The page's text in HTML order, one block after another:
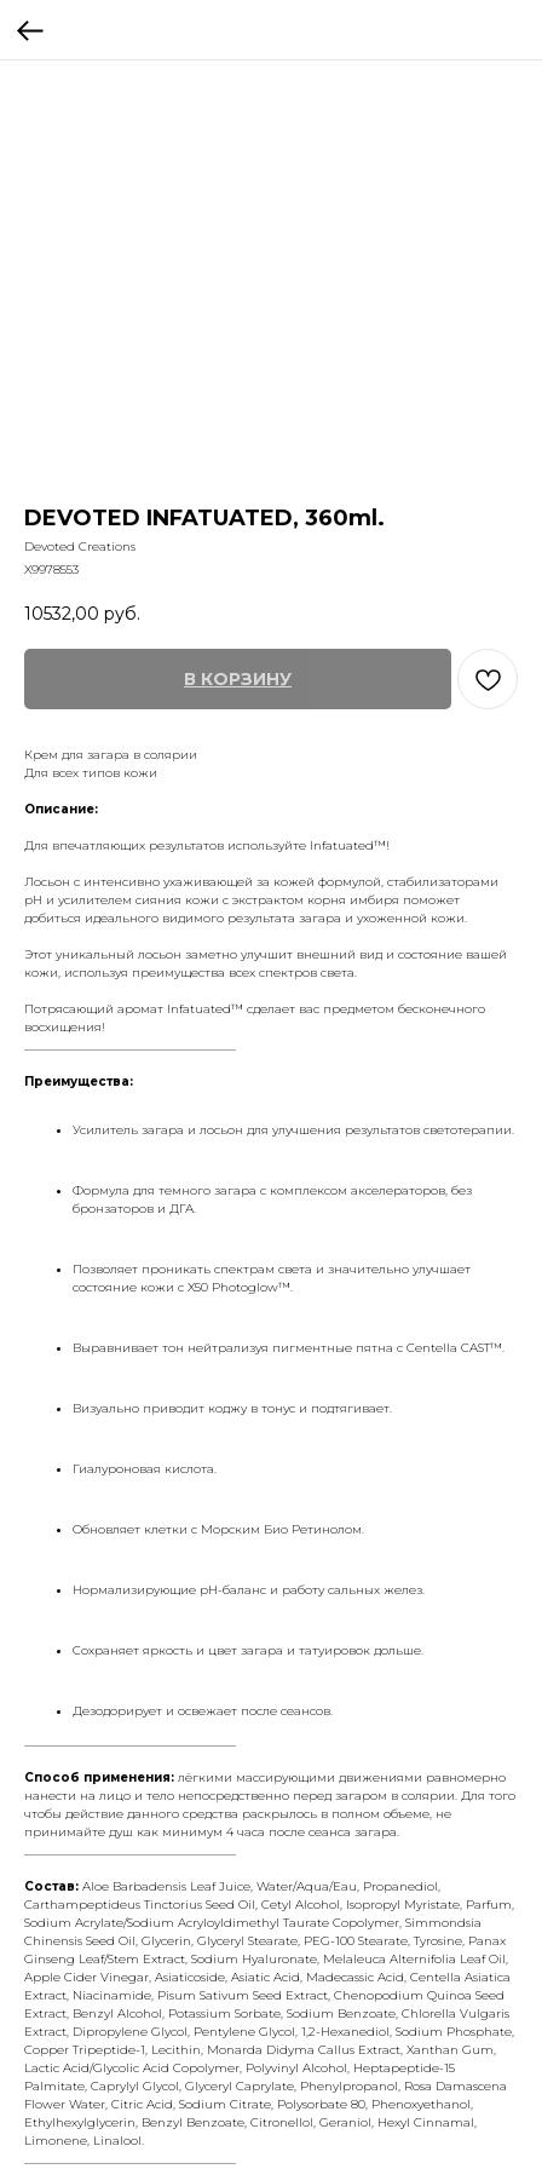
DEVOTED INFATUATED, 360ml.
Devoted Creations
X9978553
10532,00 руб.
В КОРЗИНУ
Крем для загара в солярии
Для всех типов кожи
Описание:
Для впечатляющих результатов используйте Infatuated™!
Лосьон с интенсивно ухаживающей за кожей формулой, стабилизаторами
pH и усилителем сияния кожи с экстрактом корня имбиря поможет
добиться идеального видимого результата загара и ухоженной кожи.
Этот уникальный лосьон заметно улучшит внешний вид и состояние вашей
кожи, используя преимущества всех спектров света.
Потрясающий аромат Infatuated™ сделает вас предметом бесконечного
восхищения!
Преимущества:
Усилитель загара и лосьон для улучшения результатов светотерапии.
Формула для темного загара с комплексом акселераторов, без
бронзаторов и ДГА.
Позволяет проникать спектрам света и значительно улучшает
состояние кожи с X50 Photoglow™.
Выравнивает тон нейтрализуя пигментные пятна с Centella CAST™.
Визуально приводит коджу в тонус и подтягивает.
Гиалуроновая кислота.
Обновляет клетки с Морским Био Ретинолом.
Нормализирующие pH-баланс и работу сальных желез.
Сохраняет яркость и цвет загара и татуировок дольше.
Дезодорирует и освежает после сеансов.
Способ применения: лёгкими массирующими движениями равномерно
нанести на лицо и тело непосредственно перед загаром в солярии. Для того
чтобы действие данного средства раскрылось в полном объеме, не
принимайте душ как минимум 4 часа после сеанса загара.
Состав: Aloe Barbadensis Leaf Juice, Water/Aqua/Eau, Propanediol,
Carthampeptideus Tinctorius Seed Oil, Cetyl Alcohol, Isopropyl Myristate, Parfum,
Sodium Acrylate/Sodium Acryloyldimethyl Taurate Copolymer, Simmondsia
Chinensis Seed Oil, Glycerin, Glyceryl Stearate, PEG-100 Stearate, Tyrosine, Panax
Ginseng Leaf/Stem Extract, Sodium Hyaluronate, Melaleuca Alternifolia Leaf Oil,
Apple Cider Vinegar, Asiaticoside, Asiatic Acid, Madecassic Acid, Centella Asiatica
Extract, Niacinamide, Pisum Sativum Seed Extract, Chenopodium Quinoa Seed
Extract, Benzyl Alcohol, Potassium Sorbate, Sodium Benzoate, Chlorella Vulgaris
Extract, Dipropylene Glycol, Pentylene Glycol, 1,2-Hexanediol, Sodium Phosphate,
Copper Tripeptide-1, Lecithin, Monarda Didyma Callus Extract, Xanthan Gum,
Lactic Acid/Glycolic Acid Copolymer, Polyvinyl Alcohol, Heptapeptide-15
Palmitate, Caprylyl Glycol, Glyceryl Caprylate, Phenylpropanol, Rosa Damascena
Flower Water, Citric Acid, Sodium Citrate, Polysorbate 80, Phenoxyethanol,
Ethylhexylglycerin, Benzyl Benzoate, Citronellol, Geraniol, Hexyl Cinnamal,
Limonene, Linalool.